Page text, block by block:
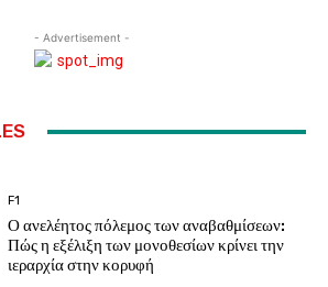
- Advertisement -
F1
Ο ανελέητος πόλεμος των αναβαθμίσεων:
Πώς η εξέλιξη των μονοθεσίων κρίνει την
ιεραρχία στην κορυφή